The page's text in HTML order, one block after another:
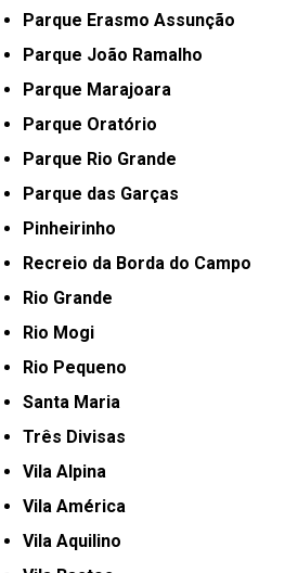
Parque Erasmo Assunção
Parque João Ramalho
Parque Marajoara
Parque Oratório
Parque Rio Grande
Parque das Garças
Pinheirinho
Recreio da Borda do Campo
Rio Grande
Rio Mogi
Rio Pequeno
Santa Maria
Três Divisas
Vila Alpina
Vila América
Vila Aquilino